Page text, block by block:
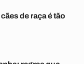
de raça é tão